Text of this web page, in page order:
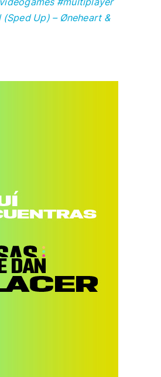
Up) – Øneheart &